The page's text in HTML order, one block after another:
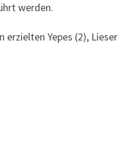
werden.
erzielten Yepes (2), Lieser